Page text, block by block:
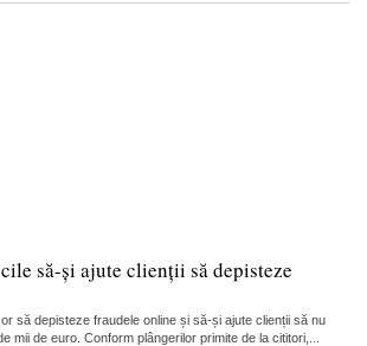
să-și ajute clienții să depisteze
să depisteze fraudele online și să-și ajute clienții să nu
mii de euro. Conform plângerilor primite de la cititori,...